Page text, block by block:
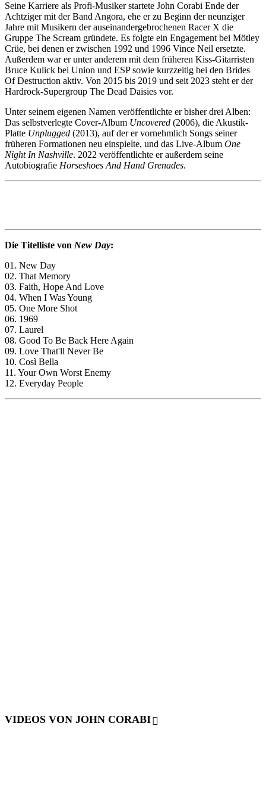
Seine Karriere als Profi-Musiker startete John Corabi Ende der
Achtziger mit der Band Angora, ehe er zu Beginn der neunziger
Jahre mit Musikern der auseinandergebrochenen Racer X die
Gruppe The Scream gründete. Es folgte ein Engagement bei Mötley
Crüe, bei denen er zwischen 1992 und 1996 Vince Neil ersetzte.
Außerdem war er unter anderem mit dem früheren Kiss-Gitarristen
Bruce Kulick bei Union und ESP sowie kurzzeitig bei den Brides
Of Destruction aktiv. Von 2015 bis 2019 und seit 2023 steht er der
Hardrock-Supergroup The Dead Daisies vor.
Unter seinem eigenen Namen veröffentlichte er bisher drei Alben:
Das selbstverlegte Cover-Album Uncovered (2006), die Akustik-
Platte Unplugged (2013), auf der er vornehmlich Songs seiner
früheren Formationen neu einspielte, und das Live-Album One
Night In Nashville. 2022 veröffentlichte er außerdem seine
Autobiografie Horseshoes And Hand Grenades.
Die Titelliste von New Day:
01. New Day
02. That Memory
03. Faith, Hope And Love
04. When I Was Young
05. One More Shot
06. 1969
07. Laurel
08. Good To Be Back Here Again
09. Love That'll Never Be
10. Così Bella
11. Your Own Worst Enemy
12. Everyday People
VIDEOS VON JOHN CORABI